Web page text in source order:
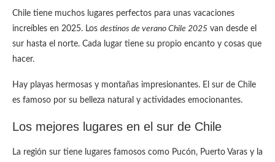
Chile tiene muchos lugares perfectos para unas vacaciones
increíbles en 2025. Los destinos de verano Chile 2025 van desde el
sur hasta el norte. Cada lugar tiene su propio encanto y cosas que
hacer.
Hay playas hermosas y montañas impresionantes. El sur de Chile
es famoso por su belleza natural y actividades emocionantes.
Los mejores lugares en el sur de Chile
La región sur tiene lugares famosos como Pucón, Puerto Varas y la